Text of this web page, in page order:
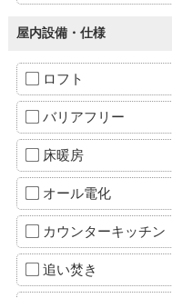
屋内設備・仕様
ロフト
バリアフリー
床暖房
オール電化
カウンターキッチン
追い焚き